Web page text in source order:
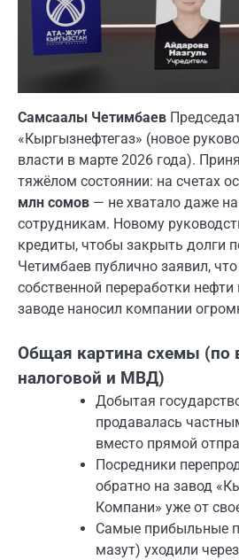
Самсаалы Четимбаев
«Кыргызнефтегаз» (новое
власти в марте 2026 года).
тяжёлом состоянии: на счетах
млн сомов — не хватало даже
сотрудникам. Новому
кредиты, чтобы закрыть долги
Четимбаев публично заявил,
собственной переработки
заводе наносил компании
Общая картина схемы (по
налоговой и МВД)
Добытая
продавалась
вместо прямой
Посредники
обратно на завод
Компани» уже от
Самые прибыльные
мазут) уходили